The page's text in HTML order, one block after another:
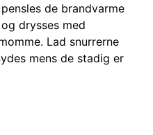
de brandvarme
drysses med
Lad snurrerne
mens de stadig er